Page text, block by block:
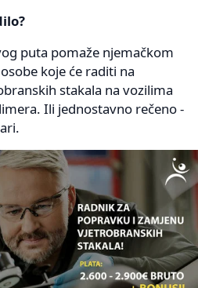
puta pomaže njemačkom
koje će raditi na
stakala na vozilima
Ili jednostavno rečeno -